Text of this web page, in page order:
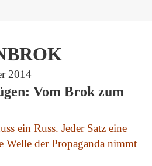
2014
Vom Brok zum
ein Russ. Jeder Satz eine
Welle der Propaganda nimmt